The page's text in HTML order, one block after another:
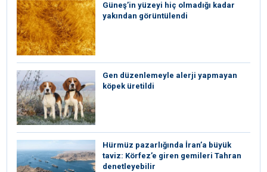
Güneş’in yüzeyi hiç olmadığı kadar
yakından görüntülendi
Gen düzenlemeyle alerji yapmayan
köpek üretildi
Hürmüz pazarlığında İran’a büyük
taviz: Körfez’e giren gemileri Tahran
denetleyebilir